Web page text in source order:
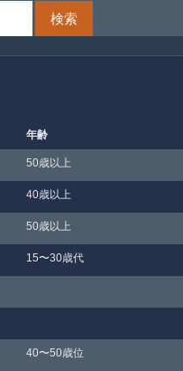
年齢
50歳以上
40歳以上
50歳以上
15〜30歳代
40〜50歳位